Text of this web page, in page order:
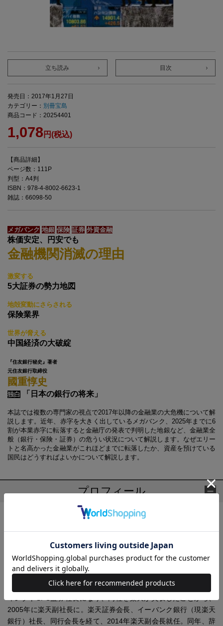
立ち読み 目次
発売日：2017年1月27日
カテゴリー： 別冊宝島
商品コード：20254401
1,078円(税込)
【商品詳細】
ページ数：111P
判型：A4判
ISBN：978-4-8002-6623-1
雑誌：66098-50
メガバンク 地銀 保険 証券 外資金融
株価安定、円安でも
金融機関消滅の理由
激変する
5大証券の勢力地図
地殻変動にさらされる
保険業界
世界が脅える
中国経済の大破綻
『住友銀行秘史』著者
元住友銀行取締役
國重惇史
独白 「日本の銀行の将来」
本誌では複数の専門家の視点で2017年以降の金融業の大危機について解
説します。近年、赤字を大きく出しているメガバンク、2025年までに6
割が本業赤字に転落すると金融庁の発表で判明した地銀など、金融業全
般（銀行・保険・証券）の危うい状況について解説します。なぜエリー
トと名高かった金融業がこれほどまでに転落したか、資産を預けている
国民はどうすればよいかについて解説します。
プロフィール
國重 惇史(くにしげ あつし)
年、住友銀行（現三井住友銀行）に入行。渋谷東口支店長、業務
渉外部部付部長、本店営業第一部長、丸の内支店長を歴任。1994
年に同期トップで取締役就任。日本橋支店長、本店支配人東京駐
在を経て、1997年、住友キャピタル証券副社長。銀行員時代は大
蔵省（現財務省）担当（MOF担）を10年務めた。1999年にDLJデ
2005年に楽天副社長に。楽天証券会長、イーバンク銀行（現楽天
銀行）社長、同行会長を経て、2014年楽天副会長就任。同年、辞